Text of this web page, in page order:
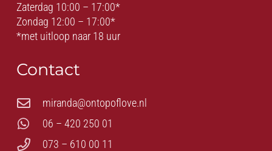
Zaterdag 10:00 – 17:00*
Zondag 12:00 – 17:00*
*met uitloop naar 18 uur
Contact
miranda@ontopoflove.nl
06 – 420 250 01
073 – 610 00 11